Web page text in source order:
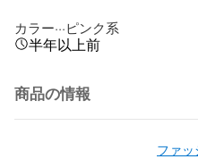
カラー···ピンク系
半年以上前
商品の情報
ファッ